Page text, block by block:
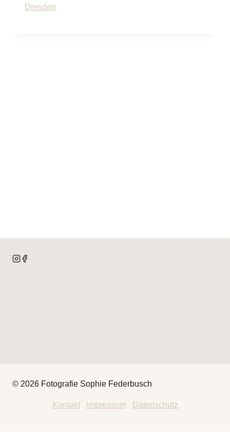
© 2026 Fotografie Sophie Federbusch
Kontakt| Impressum Datenschutz